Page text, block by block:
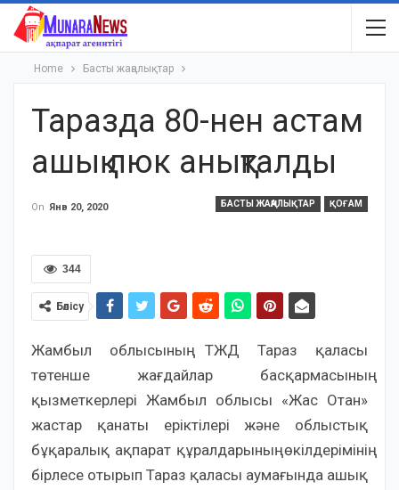
Home Басты жаңалықтар
Таразда 80-нен астам
ашық люк анықталды
БАСТЫ ЖАҢАЛЫҚТАР ҚОҒАМ
On Янв 20, 2020
344
Бөлісу
Жамбыл облысының ТЖД Тараз қаласы
төтенше жағдайлар басқармасының
қызметкерлері Жамбыл облысы «Жас Отан»
жастар қанаты еріктілері және облыстық
бұқаралық ақпарат құралдарының өкілдерімінің
бірлесе отырып Тараз қаласы аумағында ашық